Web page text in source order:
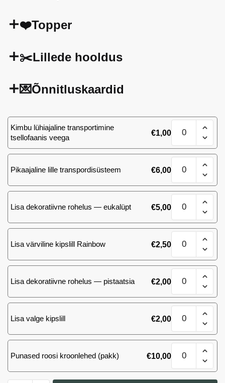
❤️Topper
✂️Lillede hooldus
💌Õnnitluskaardid
Kimbu lühiajaline transportimine
tsellofaanis veega
€1,00
(Ecuador)
roosi
cm.
kogus
Pikaajaline lille transpordisüsteem €6,00
(Ecuador)
roosi
cm.
kogus
Lisa dekoratiivne rohelus — eukalüpt €5,00
(Ecuador)
roosi
cm.
kogus
Lisa värviline kipslill Rainbow €2,50
(Ecuador)
roosi
cm.
kogus
Lisa dekoratiivne rohelus — pistaatsia €2,00
(Ecuador)
roosi
cm.
kogus
Lisa valge kipslill €2,00
(Ecuador)
roosi
cm.
kogus
Punased roosi kroonlehed (pakk) €10,00
(Ecuador)
roosi